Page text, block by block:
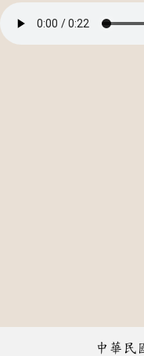
中華民